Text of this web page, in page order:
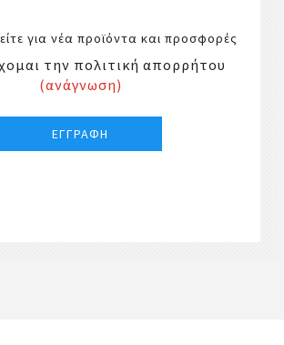
για νέα προϊόντα και προσφορές
την πολιτική απορρήτου
(ανάγνωση)